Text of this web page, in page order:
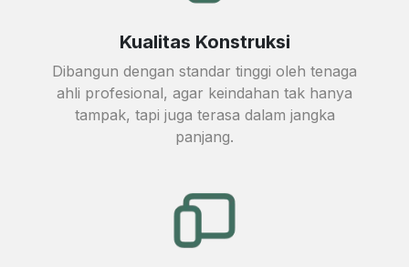
Kualitas Konstruksi
Dibangun dengan standar tinggi oleh tenaga
ahli profesional, agar keindahan tak hanya
tampak, tapi juga terasa dalam jangka
panjang.